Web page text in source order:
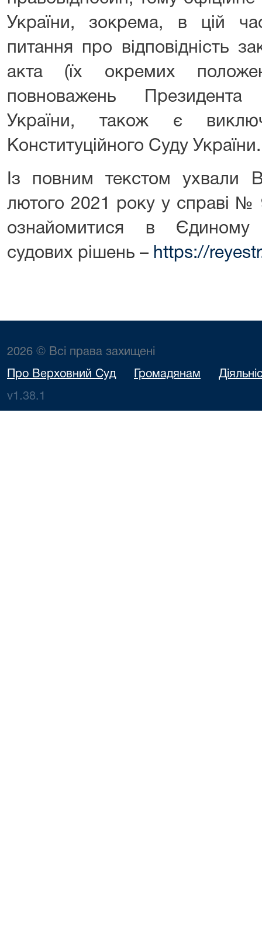
України, зокрема, в цій
питання про відповідність
акта (їх окремих
повноважень Президента
України, також є
Конституційного Суду України.
Із повним текстом ухвали
лютого 2021 року у справі
ознайомитися в Єдиному
судових рішень – https://
2026 © Всі права захищені
Про Верховний Суд Громадянам
v1.38.1